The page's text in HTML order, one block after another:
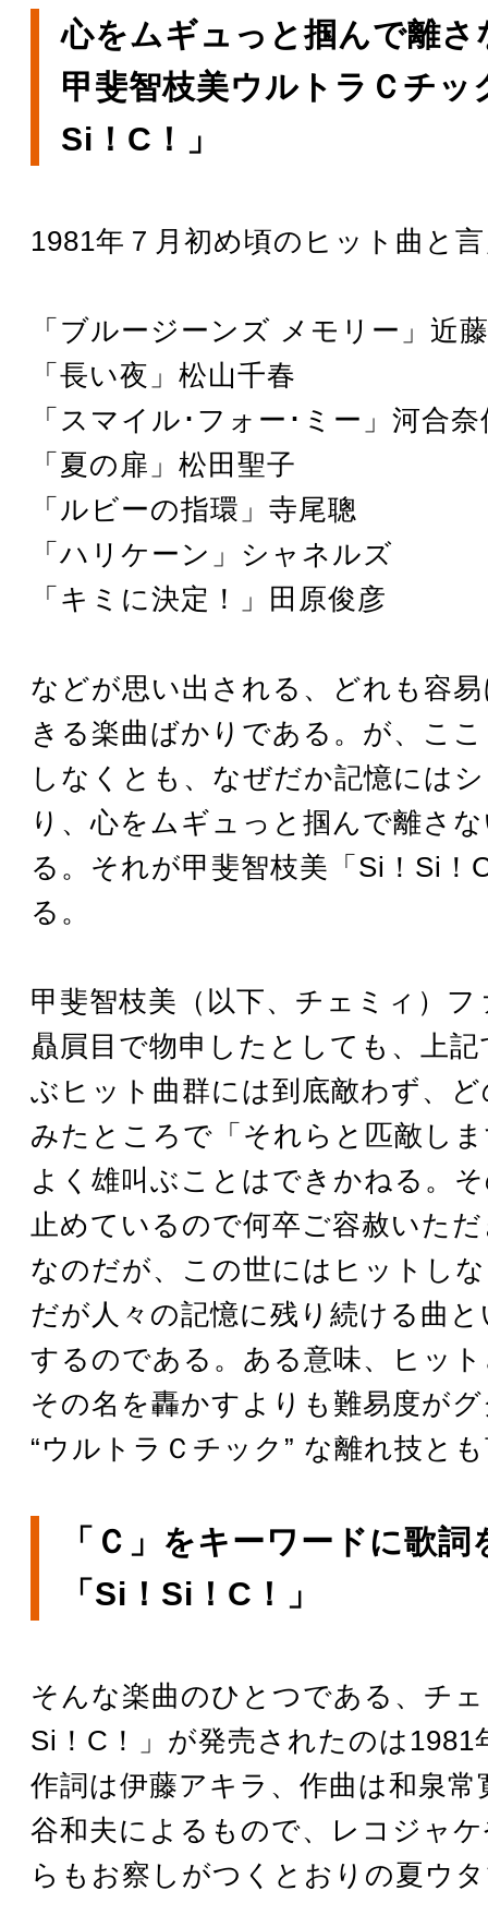
心をムギュっと掴んで離さ
甲斐智枝美ウルトラＣチッ
Si！C！」
1981年７月初め頃のヒット曲と
「ブルージーンズ メモリー」近
「長い夜」松山千春
「スマイル･フォー･ミー」河合奈
「夏の扉」松田聖子
「ルビーの指環」寺尾聰
「ハリケーン」シャネルズ
「キミに決定！」田原俊彦
などが思い出される、どれも容
きる楽曲ばかりである。が、こ
しなくとも、なぜだか記憶には
り、心をムギュっと掴んで離さ
る。それが甲斐智枝美「Si！Si！
る。
甲斐智枝美（以下、チェミィ）
贔屓目で物申したとしても、上
ぶヒット曲群には到底敵わず、
みたところで「それらと匹敵し
よく雄叫ぶことはできかねる。
止めているので何卒ご容赦いた
なのだが、この世にはヒットし
だが人々の記憶に残り続ける曲
するのである。ある意味、ヒッ
その名を轟かすよりも難易度が
“ウルトラＣチック” な離れ技と
「Ｃ」をキーワードに歌詞
「Si！Si！C！」
そんな楽曲のひとつである、チ
Si！C！」が発売されたのは1981
作詞は伊藤アキラ、作曲は和泉常
谷和夫によるもので、レコジャ
らもお察しがつくとおりの夏ウ